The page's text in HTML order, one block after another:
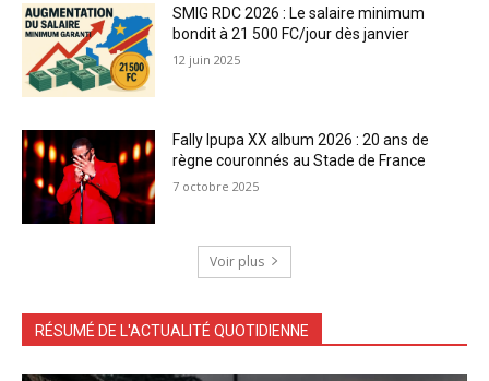
SMIG RDC 2026 : Le salaire minimum
bondit à 21 500 FC/jour dès janvier
12 juin 2025
Fally Ipupa XX album 2026 : 20 ans de
règne couronnés au Stade de France
7 octobre 2025
Voir plus
RÉSUMÉ DE L'ACTUALITÉ QUOTIDIENNE